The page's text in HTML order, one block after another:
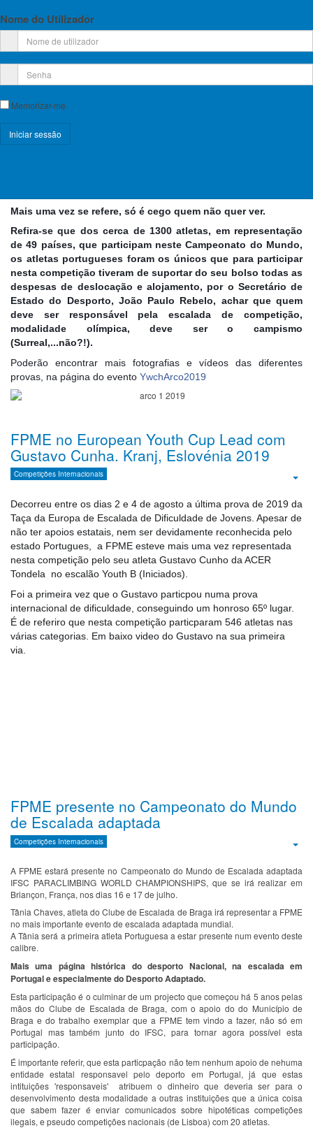
Nome do Utilizador
Memorizar-me
Cerca de 1300 atletas de 49 nações encontram-se de 21 a 30 de
agosto, em Arco (Itália), a disputar o Campeonato do Mundo de
Escalada dos escalões jovens.
E, Portugal também lá está!A seleçãoFPMEestá representada
pelos atletas
no dia de hoje e o atleta Gustavo Cunha está em competição.
dia 26 de agosto serão as qualificações da disciplina de bloco
Mais uma vez se refere, só é cego quem não quer ver.
Refira-se que dos cerca de 1300 atletas, em representação
de 49 países, que participam neste Campeonato do Mundo,
os atletas portugueses foram os únicos que para participar
nesta competição tiveram de suportar do seu bolso todas as
despesas de deslocação e alojamento, por o Secretário de
Estado do Desporto, João Paulo Rebelo, achar que quem
deve ser responsável pela escalada de competição,
modalidade olímpica, deve ser o campismo
(Surreal,...não?!).
Poderão encontrar mais fotografias e vídeos das diferentes
provas, na página do evento YwchArco2019
FPME no European Youth Cup Lead com
Gustavo Cunha. Kranj, Eslovénia 2019
Competições Internacionais
Decorreu entre os dias 2 e 4 de agosto a última prova de 2019 da
Taça da Europa de Escalada de Dificuldade de Jovens . Apesar de
não ter apoios estatais, nem ser devidamente reconhecida pelo
estado Portugues, a FPME esteve mais uma vez representada
nesta competição pelo seu atleta Gustavo Cunho da ACER
Tondela
no escalão Youth B (Iniciados)
Foi a primeira vez que o Gustavo particpou numa prova
internacional de dificuldade, conseguindo um honroso 65º lugar.
É de referiro que nesta competição particparam 546 atletas nas
várias categorias. Em baixo video do Gustavo na sua primeira
via.
FPME presente no Campeonato do Mundo
de Escalada adaptada
Competições Internacionais
A FPME estará presente no Campeonato do Mundo de Escalada adaptada
IFSC PARACLIMBING WORLD CHAMPIONSHIPS, que se irá realizar em
Briançon, França, nos dias 16 e 17 de julho.
Tânia Chaves, atleta do Clube de Escalada de Braga irá representar a FPME
no mais importante evento de escalada adaptada mundial.
A Tânia será a primeira atleta Portuguesa a estar presente num evento deste
calibre.
Mais uma página histórica do desporto Nacional, na escalada em
Portugal e especialmente do Desporto Adaptado.
Esta participação é o culminar de um projecto que começou há 5 anos pelas
mãos do Clube de Escalada de Braga, com o apoio do do Município de
Braga e do trabalho exemplar que a FPME tem vindo a fazer, não só em
Portugal mas também junto do IFSC, para tornar agora possível esta
participação.
É importante referir, que esta particpação não tem nenhum apoio de nehuma
entidade estatal responsavel pelo deporto em Portugal, já que estas
intituições 'responsaveis' atribuem o dinheiro que deveria ser para o
desenvolvimento desta modalidade a outras instituições que a única coisa
que sabem fazer é enviar comunicados sobre hipotéticas competições
ilegais, e pseudo competições nacionais (de Lisboa) com 20 atletas.